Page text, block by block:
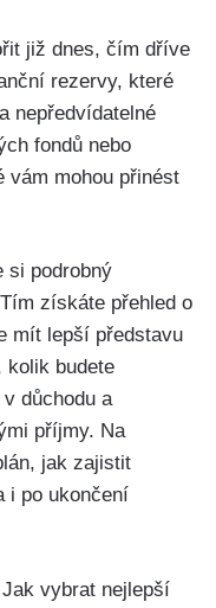
již dnes, čím dříve
rezervy, které
nepředvídatelné
fondů nebo
vám mohou přinést
si podrobný
získáte přehled o
mít lepší představu
budete
důchodu a
příjmy. Na
jak zajistit
i po ukončení